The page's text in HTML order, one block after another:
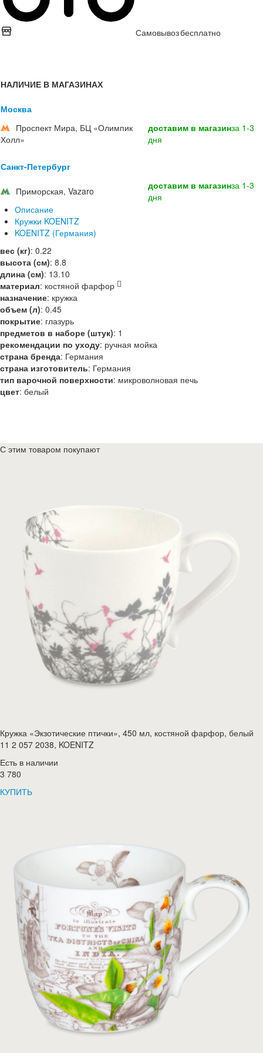
Самовывозбесплатно
НАЛИЧИЕ В МАГАЗИНАХ
Москва
Проспект Мира, БЦ «Олимпик
Холл»
доставим в магазинза 1-3
дня
Санкт-Петербург
Приморская, Vazaro доставим в магазинза 1-3
дня
Описание
Кружки KOENITZ
KOENITZ (Германия)
вес (кг): 0.22
высота (см): 8.8
длина (см): 13.10
материал: костяной фарфор
назначение: кружка
объем (л): 0.45
покрытие: глазурь
предметов в наборе (штук): 1
рекомендации по уходу: ручная мойка
страна бренда: Германия
страна изготовитель: Германия
тип варочной поверхности: микроволновая печь
цвет: белый
С этим товаром покупают
Кружка «Экзотические птички», 450 мл, костяной фарфор, белый
11 2 057 2038, KOENITZ
Есть в наличии
3 780
КУПИТЬ